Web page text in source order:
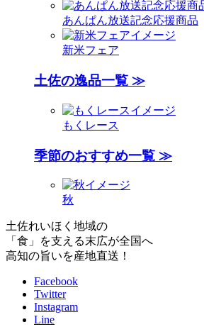
あんぱん放送記念応援商品
新米フェア
土佐の逸品一覧 ≫
もくレース
季節のおすすめ一覧 ≫
秋
土佐れいほく地域の
「食」を支える末広が全国へ
高知の旨いを産地直送！
Facebook
Twitter
Instagram
Line